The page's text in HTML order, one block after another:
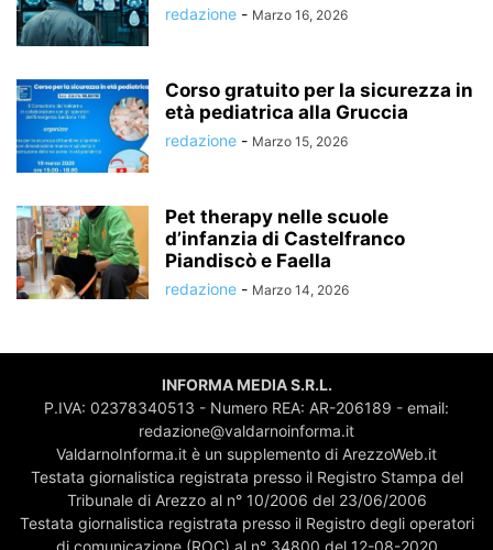
redazione - Marzo 16, 2026
Corso gratuito per la sicurezza in
età pediatrica alla Gruccia
redazione - Marzo 15, 2026
Pet therapy nelle scuole
d’infanzia di Castelfranco
Piandiscò e Faella
redazione - Marzo 14, 2026
INFORMA MEDIA S.R.L.
P.IVA: 02378340513 - Numero REA: AR-206189 - email:
redazione@valdarnoinforma.it
ValdarnoInforma.it è un supplemento di ArezzoWeb.it
Testata giornalistica registrata presso il Registro Stampa del
Tribunale di Arezzo al n° 10/2006 del 23/06/2006
Testata giornalistica registrata presso il Registro degli operatori
di comunicazione (ROC) al n° 34800 del 12-08-2020